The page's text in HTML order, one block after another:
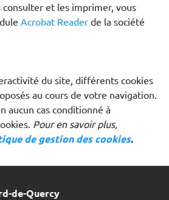
et les imprimer, vous
Acrobat Reader de la société
du site, différents cookies
au cours de votre navigation.
aucun cas conditionné à
Pour en savoir plus,
de gestion des cookies.
de-Quercy